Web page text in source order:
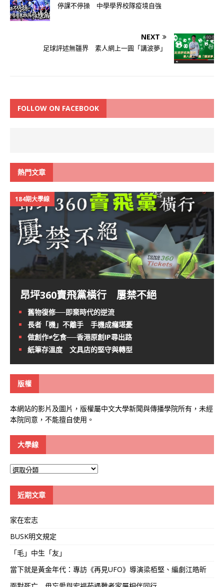
停課不停操 中學學界校隊疫境自強
NEXT
足球評述無疆界 素人網上一圓「講波夢」
FOLLOW ON FACEBOOK
熱門文章
184期大學線
昂坪360賣飛黨橫行 屢禁不絕
舊物復修──即棄時代的逆流
長者「機」不離手 手機成癮堪憂
做創作≠乞食──香港原創IP尋出路
紙筆存溫度 文具店的堅守與轉型
版權
本網站的影片及圖片，版權屬中文大學新聞與傳播學院所有，未經
本院同意，不能擅自使用。
大學線
大
近期文章
家在宏志
BUSK明文規定
「毛」中生「友」
當下就是黃金年代：專訪《再見UFO》導演梁栢堅、編劇江皓昕